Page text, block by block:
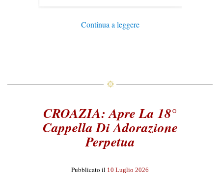
Continua a leggere
CROAZIA: Apre La 18°
Cappella Di Adorazione
Perpetua
Pubblicato il 10 Luglio 2026